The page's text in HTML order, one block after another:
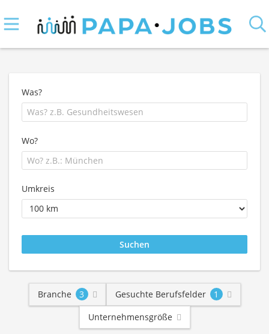
Was?
Wo?
Umkreis
Branche 3 Gesuchte Berufsfelder
1
Unternehmensgröße